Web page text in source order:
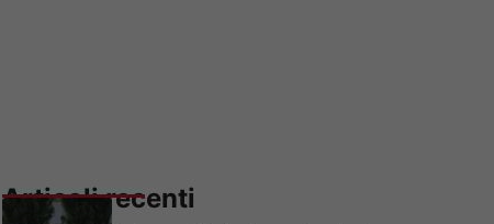
Articoli recenti